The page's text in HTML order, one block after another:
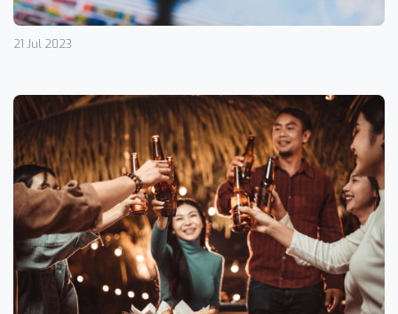
21 Jul 2023